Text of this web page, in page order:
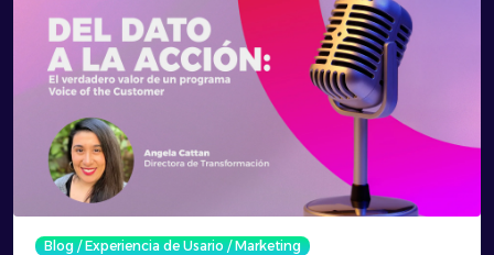
Blog/Experiencia de Usario/Marketing